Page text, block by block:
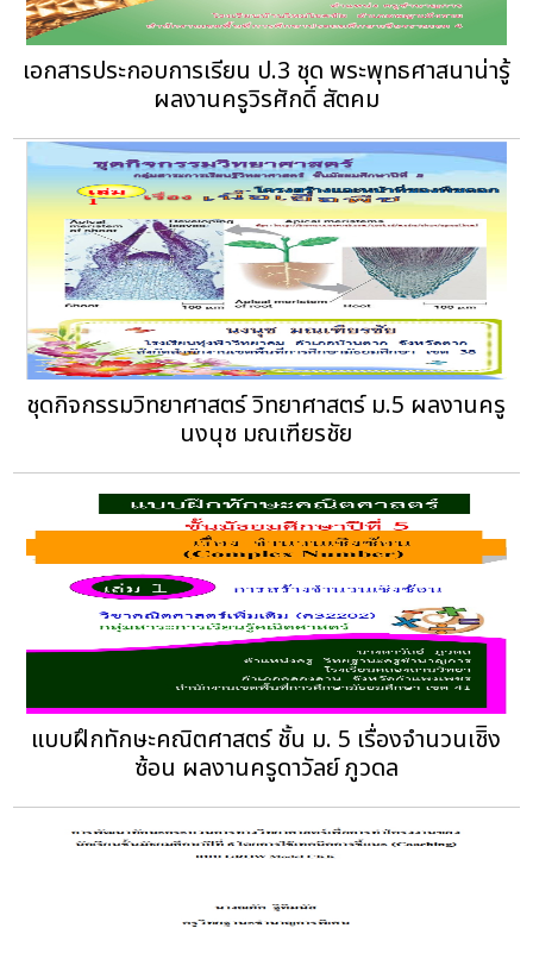
เอกสารประกอบการเรียน ป.3 ชุด พระพุทธศาสนาน่ารู้
ผลงานครูวิรศักดิ์ สัตคม
ชุดกิจกรรมวิทยาศาสตร์ วิทยาศาสตร์ ม.5 ผลงานครู
นงนุช มณเฑียรชัย
แบบฝึกทักษะคณิตศาสตร์ ชั้น ม. 5 เรื่องจำนวนเชิิง
ซ้อน ผลงานครูดาวัลย์ ภูวดล